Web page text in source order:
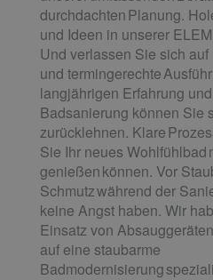
durchdachten Planung.
und Ideen in unserer
Und verlassen Sie sich
und termingerechte
langjährigen Erfahrung
Badsanierung können Sie
zurücklehnen. Klare
Sie Ihr neues Wohlfühlbad
genießen können. Vor
Schmutz während der
keine Angst haben. Wir
Einsatz von
auf eine staubarme
Badmodernisierung